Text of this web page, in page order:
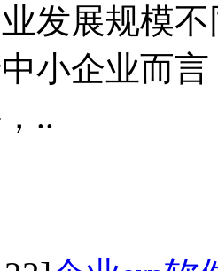
发展规模
小企业而
..